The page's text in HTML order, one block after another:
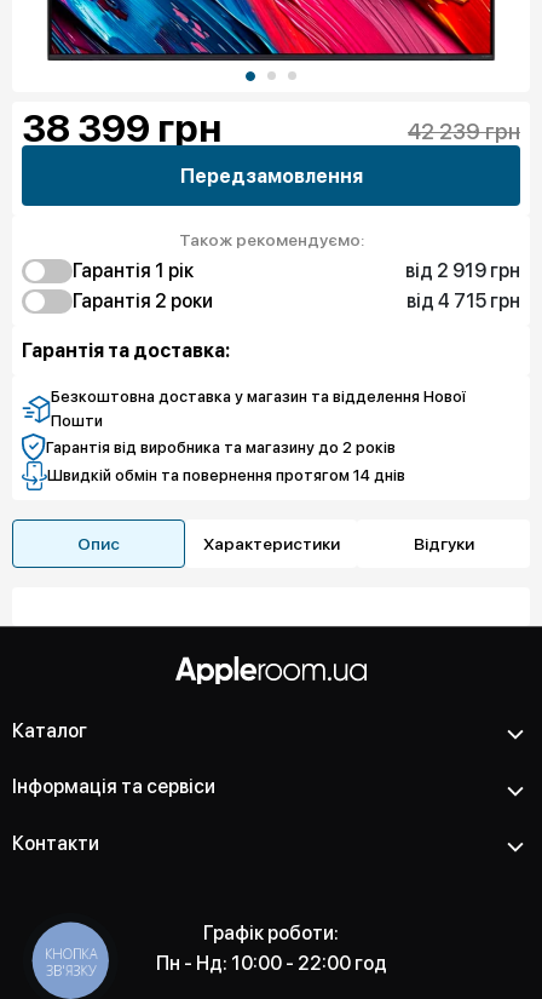
38 399 грн 42 239 грн
Передзамовлення
Також рекомендуємо:
Гарантія 1 рік
від 2 919 грн
Захист від браку
2 919 грн
Гарантія 2 роки
від 4 715 грн
Захист екрану
Гарантія та доставка:
Безкоштовна доставка у магазин та відделення Нової
Пошти
Гарантія від виробника та магазину до 2 років
Швидкій обмін та повернення протягом 14 днів
Опис Характеристики Відгуки
Каталог
Інформація та сервіси
Контакти
Графік роботи:
Пн - Нд: 10:00 - 22:00 год
КНОПКА
ЗВ'ЯЗКУ